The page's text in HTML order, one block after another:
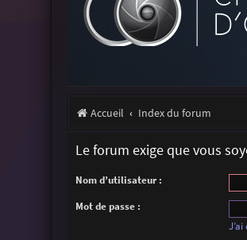
Accueil Index du forum
Le forum exige que vous
Nom d’utilisateur :
Mot de passe :